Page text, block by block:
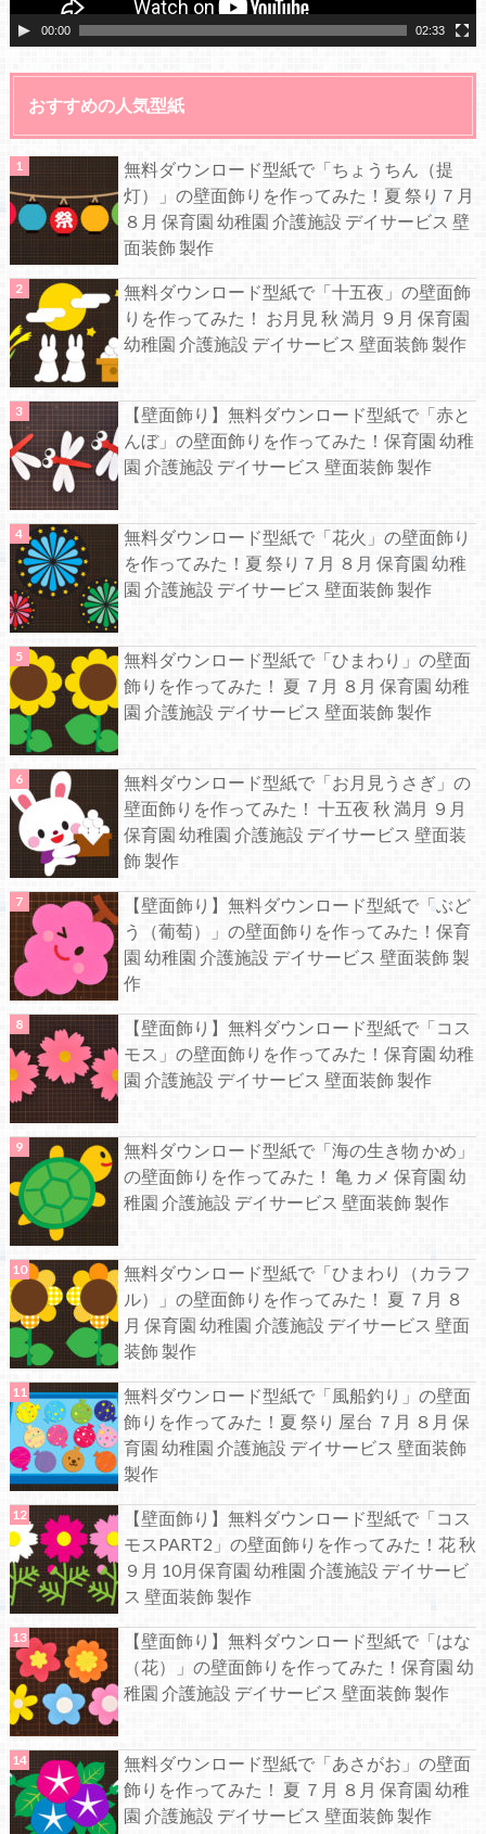
00:00 02:33
おすすめの人気型紙
無料ダウンロード型紙で「ちょうちん（提
灯）」の壁面飾りを作ってみた！夏 祭り７月
８月 保育園 幼稚園 介護施設 デイサービス 壁
面装飾 製作
無料ダウンロード型紙で「十五夜」の壁面飾
りを作ってみた！ お月見 秋 満月 ９月 保育園
幼稚園 介護施設 デイサービス 壁面装飾 製作
【壁面飾り】無料ダウンロード型紙で「赤と
んぼ」の壁面飾りを作ってみた！保育園 幼稚
園 介護施設 デイサービス 壁面装飾 製作
無料ダウンロード型紙で「花火」の壁面飾り
を作ってみた！夏 祭り７月 ８月 保育園 幼稚
園 介護施設 デイサービス 壁面装飾 製作
無料ダウンロード型紙で「ひまわり」の壁面
飾りを作ってみた！ 夏 ７月 ８月 保育園 幼稚
園 介護施設 デイサービス 壁面装飾 製作
無料ダウンロード型紙で「お月見うさぎ」の
壁面飾りを作ってみた！ 十五夜 秋 満月 ９月
保育園 幼稚園 介護施設 デイサービス 壁面装
飾 製作
【壁面飾り】無料ダウンロード型紙で「ぶど
う（葡萄）」の壁面飾りを作ってみた！保育
園 幼稚園 介護施設 デイサービス 壁面装飾 製
作
【壁面飾り】無料ダウンロード型紙で「コス
モス」の壁面飾りを作ってみた！保育園 幼稚
園 介護施設 デイサービス 壁面装飾 製作
無料ダウンロード型紙で「海の生き物 かめ」
の壁面飾りを作ってみた！ 亀 カメ 保育園 幼
稚園 介護施設 デイサービス 壁面装飾 製作
無料ダウンロード型紙で「ひまわり（カラフ
ル）」の壁面飾りを作ってみた！ 夏 ７月 ８
月 保育園 幼稚園 介護施設 デイサービス 壁面
装飾 製作
無料ダウンロード型紙で「風船釣り」の壁面
飾りを作ってみた！夏 祭り 屋台 ７月 ８月 保
育園 幼稚園 介護施設 デイサービス 壁面装飾
製作
【壁面飾り】無料ダウンロード型紙で「コス
モスPART2」の壁面飾りを作ってみた！花 秋
９月 10月保育園 幼稚園 介護施設 デイサービ
ス 壁面装飾 製作
【壁面飾り】無料ダウンロード型紙で「はな
（花）」の壁面飾りを作ってみた！保育園 幼
稚園 介護施設 デイサービス 壁面装飾 製作
無料ダウンロード型紙で「あさがお」の壁面
飾りを作ってみた！ 夏 ７月 ８月 保育園 幼稚
園 介護施設 デイサービス 壁面装飾 製作